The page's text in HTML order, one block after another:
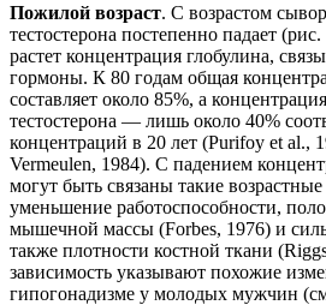
Пожилой возраст. С возрастом
тестостерона постепенно падает
растет концентрация глобулина,
гормоны. К 80 годам общая
составляет около 85%, а
тестостерона — лишь около 40%
концентраций в 20 лет (Purifoy et al.,
Vermeulen, 1984). С падением
могут быть связаны такие
уменьшение работоспособности,
мышечной массы (Forbes, 1976) и
также плотности костной ткани
зависимость указывают похожие
гипогонадизме у молодых мужчин